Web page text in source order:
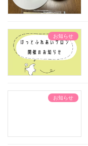
お知らせ
お知らせ